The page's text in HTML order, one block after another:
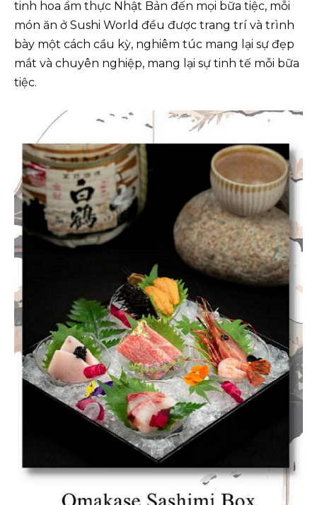
tinh hoa ẩm thực Nhật Bản đến mọi bữa tiệc, mỗi
món ăn ở Sushi World đều được trang trí và trình
bày một cách cầu kỳ, nghiêm túc mang lại sự đẹp
mắt và chuyên nghiệp, mang lại sự tinh tế mỗi bữa
tiệc.